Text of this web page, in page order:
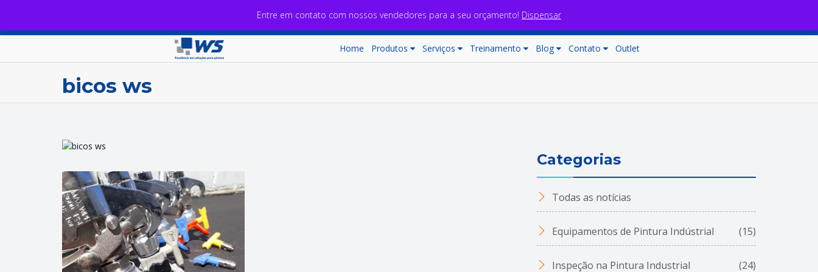
Home Produtos Serviços Treinamento Blog Contato Outlet
bicos ws
Categorias
Todas as notícias
Equipamentos de Pintura Indústrial (15)
Inspeção na Pintura Industrial (24)
Entre em contato com nossos vendedores para a seu orçamento! Dispensar